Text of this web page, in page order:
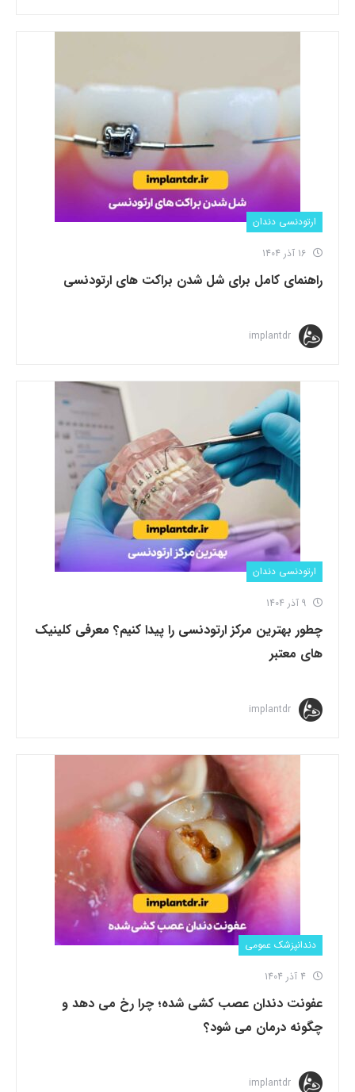
ارتودنسی دندان
راهنمای کامل برای شل شدن براکت های ارتودنسی
implantdr
ارتودنسی دندان
چطور بهترین مرکز ارتودنسی را پیدا کنیم؟ معرفی کلینیک
های معتبر
implantdr
دندانپزشک عمومی
عفونت دندان عصب کشی شده؛ چرا رخ می دهد و
چگونه درمان می شود؟
implantdr